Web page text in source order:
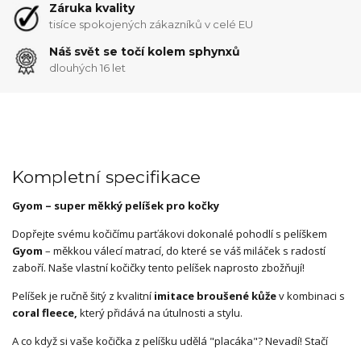
Záruka kvality
tisíce spokojených zákazníků v celé EU
Náš svět se točí kolem sphynxů
dlouhých 16 let
Kompletní specifikace
Gyom – super měkký pelíšek pro kočky
Dopřejte svému kočičímu parťákovi dokonalé pohodlí s pelíškem
Gyom – měkkou válecí matrací, do které se váš miláček s radostí
zaboří. Naše vlastní kočičky tento pelíšek naprosto zbožňují!
Pelíšek je ručně šitý z kvalitní imitace broušené kůžev kombinaci s
coral fleece, který přidává na útulnosti a stylu.
A co když si vaše kočička z pelíšku udělá "placáka"? Nevadí! Stačí